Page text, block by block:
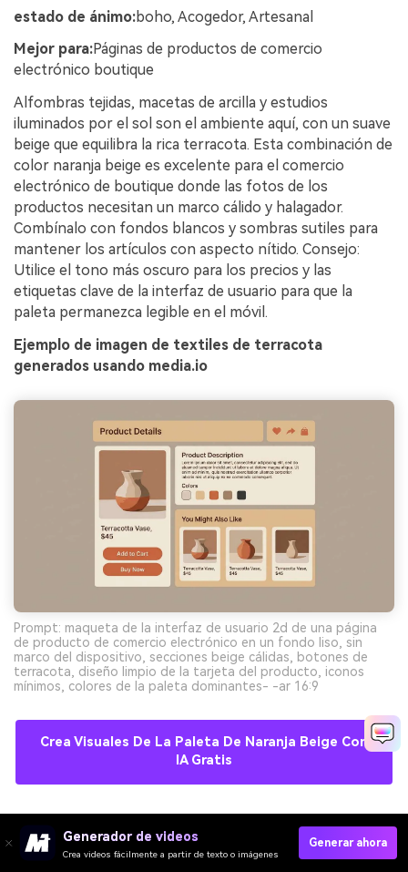
estado de ánimo:boho, Acogedor, Artesanal
Mejor para:Páginas de productos de comercio
electrónico boutique
Alfombras tejidas, macetas de arcilla y estudios
iluminados por el sol son el ambiente aquí, con un suave
beige que equilibra la rica terracota. Esta combinación de
color naranja beige es excelente para el comercio
electrónico de boutique donde las fotos de los
productos necesitan un marco cálido y halagador.
Combínalo con fondos blancos y sombras sutiles para
mantener los artículos con aspecto nítido. Consejo:
Utilice el tono más oscuro para los precios y las
etiquetas clave de la interfaz de usuario para que la
paleta permanezca legible en el móvil.
Ejemplo de imagen de textiles de terracota
generados usando media.io
Prompt: maqueta de la interfaz de usuario 2d de una página
de producto de comercio electrónico en un fondo liso, sin
marco del dispositivo, secciones beige cálidas, botones de
terracota, diseño limpio de la tarjeta del producto, iconos
mínimos, colores de la paleta dominantes- -ar 16:9
Crea Visuales De La Paleta De Naranja Beige Con
IA Gratis
10) Beige de miel
Generador de videos
Crea videos fácilmente a partir de texto o imágenes
Generar ahora